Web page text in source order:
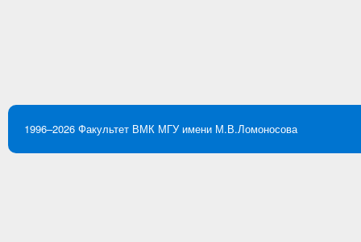
1996–2026 Факультет ВМК МГУ имени М.В.Ломоносова